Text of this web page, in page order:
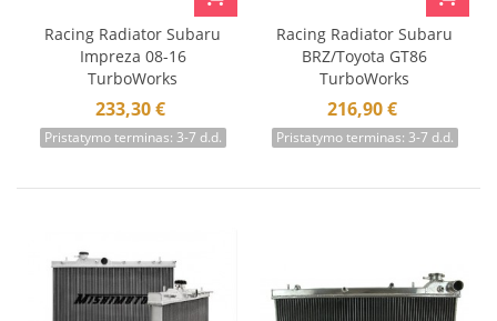
Racing Radiator Subaru
Impreza 08-16
TurboWorks
233,30 €
Pristatymo terminas: 3-7 d.d.
Racing Radiator Subaru
BRZ/Toyota GT86
TurboWorks
216,90 €
Pristatymo terminas: 3-7 d.d.